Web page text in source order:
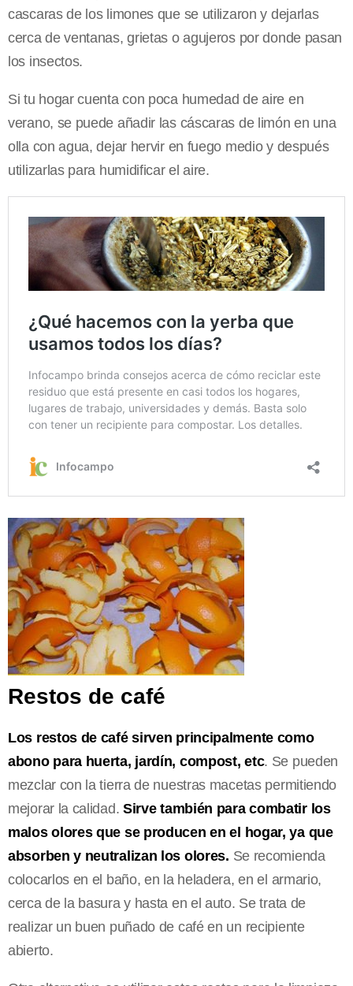
cascaras de los limones que se utilizaron y dejarlas
cerca de ventanas, grietas o agujeros por donde pasan
los insectos.
Si tu hogar cuenta con poca humedad de aire en
verano, se puede añadir las cáscaras de limón en una
olla con agua, dejar hervir en fuego medio y después
utilizarlas para humidificar el aire.
Restos de café
Los restos de café sirven principalmente como
abono para huerta, jardín, compost, etc. Se pueden
mezclar con la tierra de nuestras macetas permitiendo
mejorar la calidad. Sirve también para combatir los
malos olores que se producen en el hogar, ya que
absorben y neutralizan los olores. Se recomienda
colocarlos en el baño, en la heladera, en el armario,
cerca de la basura y hasta en el auto. Se trata de
realizar un buen puñado de café en un recipiente
abierto.